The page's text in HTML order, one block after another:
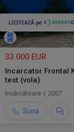
33.000 EUR
Incarcator Frontal
test (vola)
Încărcătoare | 2007
Sună